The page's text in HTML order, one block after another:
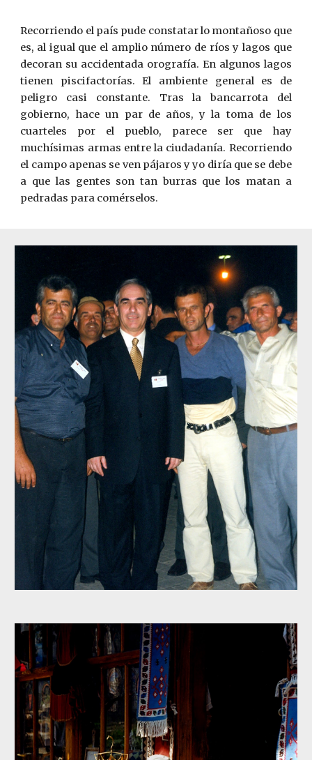
Recorriendo el país pude constatar lo montañoso que
es, al igual que el amplio número de ríos y lagos que
decoran su accidentada orografía. En algunos lagos
tienen piscifactorías. El ambiente general es de
peligro casi constante. Tras la bancarrota del
gobierno, hace un par de años, y la toma de los
cuarteles por el pueblo, parece ser que hay
muchísimas armas entre la ciudadanía. Recorriendo
el campo apenas se ven pájaros y yo diría que se debe
a que las gentes son tan burras que los matan a
pedradas para comérselos.